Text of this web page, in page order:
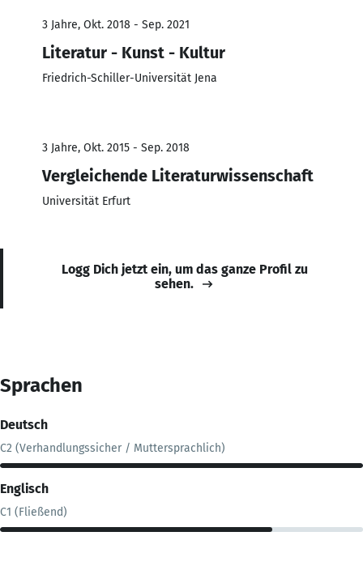
3 Jahre, Okt. 2018 - Sep. 2021
Literatur - Kunst - Kultur
Friedrich-Schiller-Universität Jena
3 Jahre, Okt. 2015 - Sep. 2018
Vergleichende Literaturwissenschaft
Universität Erfurt
Logg Dich jetzt ein, um das ganze Profil zu
sehen.
Sprachen
Deutsch
C2 (Verhandlungssicher / Muttersprachlich)
Englisch
C1 (Fließend)